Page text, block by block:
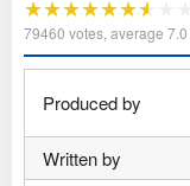
79460 votes, average 7.0
Produced by
Written by